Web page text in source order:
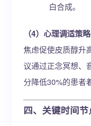
白合成。
（4）心理调适策略
焦虑促使皮质醇升
议通过正念冥想、
分降低30%的患者
四、关键时间